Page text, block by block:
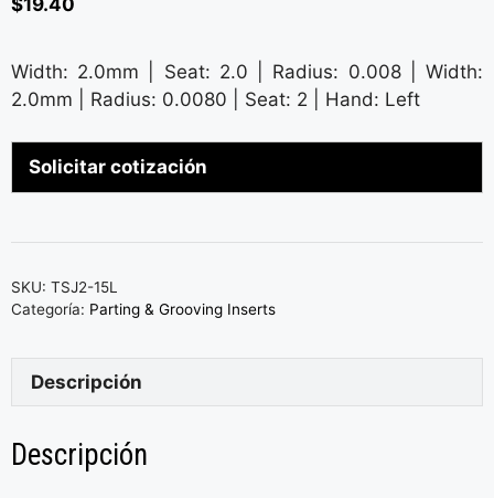
$19.40
Width: 2.0mm | Seat: 2.0 | Radius: 0.008 | Width:
2.0mm | Radius: 0.0080 | Seat: 2 | Hand: Left
Solicitar cotización
SKU: TSJ2-15L
Categoría: Parting & Grooving Inserts
Descripción
Descripción